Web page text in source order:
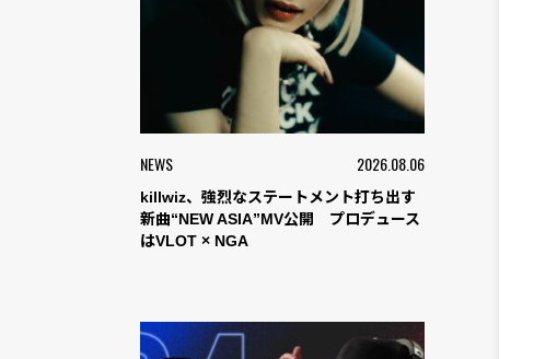
NEWS 2026.08.06
killwiz、強烈なステートメント打ち出す
新曲“NEW ASIA”MV公開 プロデュース
はVLOT × NGA